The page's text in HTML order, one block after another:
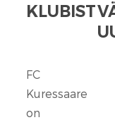
KLUBIST
FC
Kuressaare
on